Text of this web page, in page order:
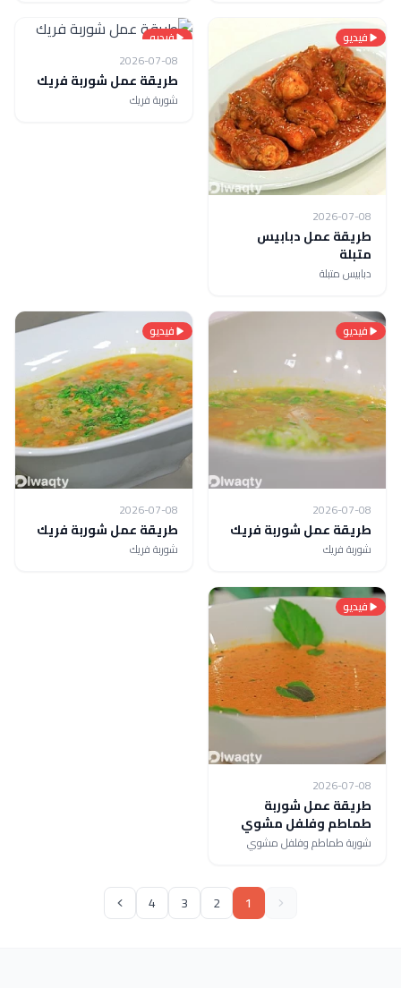
فيديو
2026-07-08
طريقة عمل دبابيس
متبلة
دبابيس متبلة
فيديو
2026-07-08
طريقة عمل شوربة فريك
شوربة فريك
فيديو
2026-07-08
طريقة عمل شوربة فريك
شوربة فريك
فيديو
2026-07-08
طريقة عمل شوربة فريك
شوربة فريك
فيديو
2026-07-08
طريقة عمل شوربة
طماطم وفلفل مشوي
شوربة طماطم وفلفل مشوي
1
2
3
4